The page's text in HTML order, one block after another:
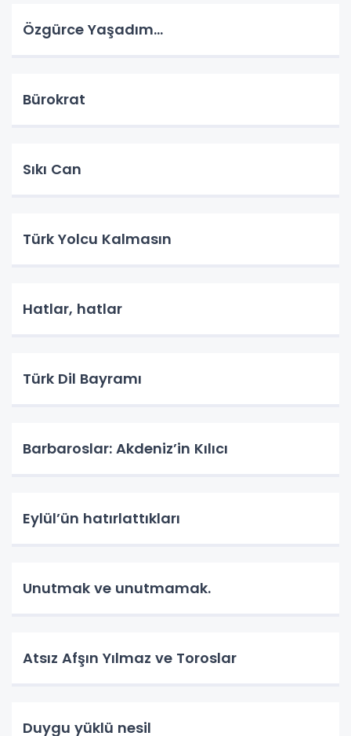
Özgürce Yaşadım…
Bürokrat
Sıkı Can
Türk Yolcu Kalmasın
Hatlar, hatlar
Türk Dil Bayramı
Barbaroslar: Akdeniz’in Kılıcı
Eylül’ün hatırlattıkları
Unutmak ve unutmamak.
Atsız Afşın Yılmaz ve Toroslar
Duygu yüklü nesil